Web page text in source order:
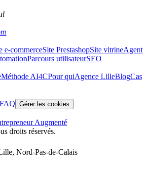
e-commerceSite PrestashopSite vitrineAgent
Parcours utilisateurSEO
Méthode AI4CPour quiAgence LilleBlogCas
FAQ Gérer les cookies
Augmenté
droits réservés.
Nord-Pas-de-Calais